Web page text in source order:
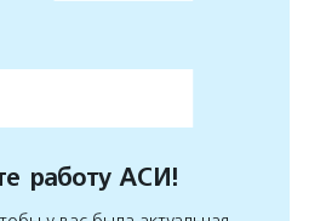
работу АСИ!